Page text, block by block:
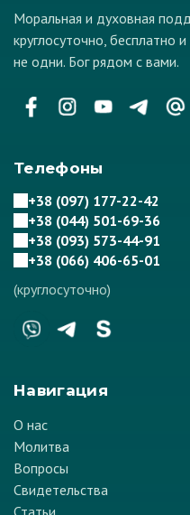
Моральная и духовная
круглосуточно, бесплатно
не одни. Бог рядом с вами.
Телефоны
+38 (097) 177-22-42
+38 (044) 501-69-36
+38 (093) 573-44-91
+38 (066) 406-65-01
(круглосуточно)
Навигация
О нас
Молитва
Вопросы
Свидетельства
Статьи